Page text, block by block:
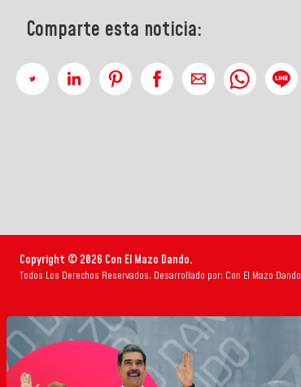
Comparte esta noticia:
Copyright © 2026 Con El Mazo Dando.
Todos Los Derechos Reservados. Desarrollado por: Con El Mazo Dando